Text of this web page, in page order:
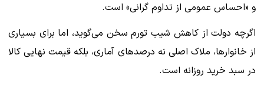
و «احساس عمومی از تداوم گرانی» است.
اگرچه دولت از کاهش شیب تورم سخن می‌گوید، اما برای بسیاری
از خانوارها، ملاک اصلی نه درصدهای آماری، بلکه قیمت نهایی کالا
در سبد خرید روزانه است.